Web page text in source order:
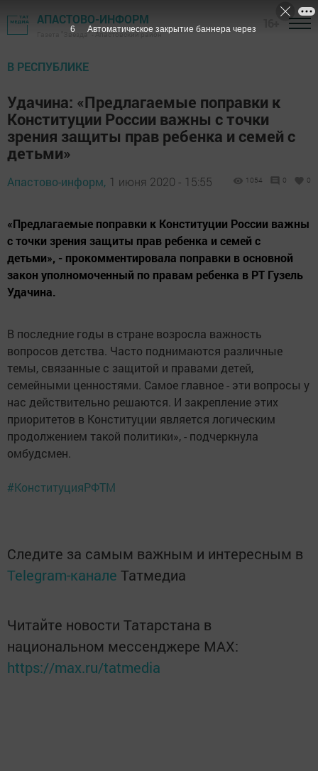
АПАСТОВО-ИНФОРМ
Газета "Звезда" - Апастовский район
В РЕСПУБЛИКЕ
Удачина: «Предлагаемые поправки к
Конституции России важны с точки
зрения защиты прав ребенка и семей с
детьми»
Апастово-информ, 1 июня 2020 - 15:55 1054 0 0
«Предлагаемые поправки к Конституции России важны
с точки зрения защиты прав ребенка и семей с
детьми», - прокомментировала поправки в основной
закон уполномоченный по правам ребенка в РТ Гузель
Удачина.
В последние годы в стране возросла важность
вопросов детства. Часто поднимаются различные
темы, связанные с защитой и правами детей,
семейными ценностями. Самое главное - эти вопросы у
нас действительно решаются. И закрепление этих
приоритетов в Конституции является логическим
продолжением такой политики», - подчеркнула
омбудсмен.
#КонституцияРФТМ
Следите за самым важным и интересным в
Telegram-канале Татмедиа
Читайте новости Татарстана в
национальном мессенджере MАХ:
https://max.ru/tatmedia
5 Автоматическое закрытие баннера через